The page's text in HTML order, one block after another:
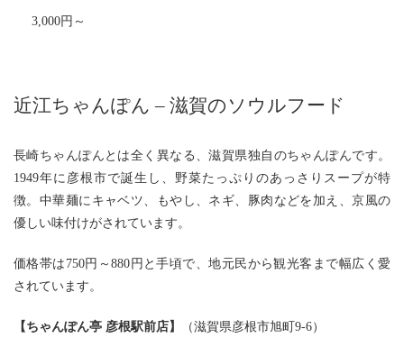
3,000円～
近江ちゃんぽん – 滋賀のソウルフード
長崎ちゃんぽんとは全く異なる、滋賀県独自のちゃんぽんです。
1949年に彦根市で誕生し、野菜たっぷりのあっさりスープが特
徴。中華麺にキャベツ、もやし、ネギ、豚肉などを加え、京風の
優しい味付けがされています。
価格帯は750円～880円と手頃で、地元民から観光客まで幅広く愛
されています。
【 ちゃんぽん亭 彦根駅前店】 （滋賀県彦根市旭町9-6）